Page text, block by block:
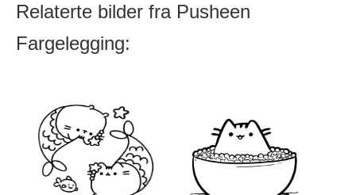
Relaterte bilder fra Pusheen
Fargelegging: